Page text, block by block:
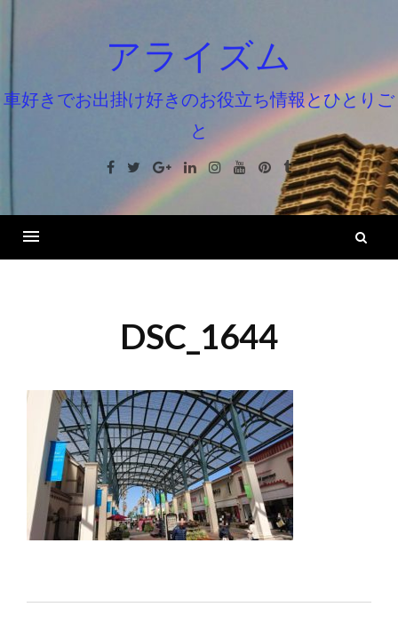
ン
ツ
ッ
アライズム
車好きでお出掛け好きのお役立ち情報とひとりご
と
Facebook
TwitterGoogle+LinkedinInstagramYoutube
Pinterest
Tumblr
DSC_1644